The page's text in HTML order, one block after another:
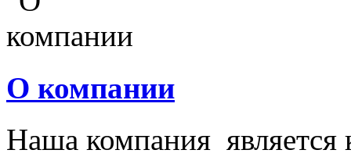
О компании
Наша компания